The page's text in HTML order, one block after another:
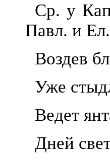
Ср. у
Павл. и
Воздев
Уже
Ведет
Дней